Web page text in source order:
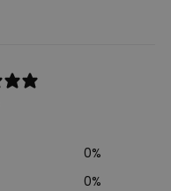
0%
0%